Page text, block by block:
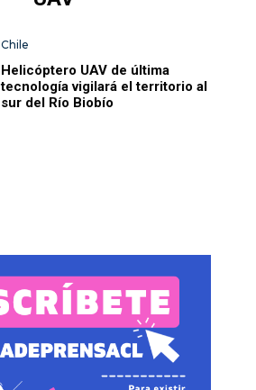
Chile
Helicóptero UAV de última
tecnología vigilará el territorio al
sur del Río Biobío